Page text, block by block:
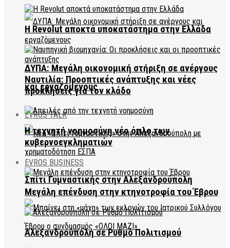
ΔΥΠΑ: Μεγάλη οικονομική στήριξη σε ανέργους
και εργαζόμενους
EVROS TALK
Σπίτι Γυμναστικής στην Αλεξανδρούπολη
Η Revolut αποκτά υποκατάστημα στην Ελλάδα
Ναυτιλία: Προοπτικές ανάπτυξης και νέες
προκλήσεις για τον κλάδο
Η τεχνητή νοημοσύνη νέο όπλο των
κυβερνοεγκληματιών
EVROS BUSINESS
Μεγάλη επένδυση στην κτηνοτροφία του Έβρου
Αλεξανδρούπολη σε Ρυθμό Πολιτισμού